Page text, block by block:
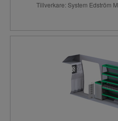
Tillverkare: System Edström